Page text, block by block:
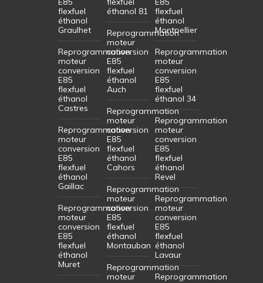
flexfuel
éthanol
Graulhet
Reprogrammation
moteur
conversion
E85
flexfuel
éthanol
Castres
Reprogrammation
moteur
conversion
E85
flexfuel
éthanol
Gaillac
Reprogrammation
moteur
conversion
E85
flexfuel
éthanol
Muret
éthanol 81
Reprogrammation
moteur
conversion
E85
flexfuel
éthanol
Auch
Reprogrammation
moteur
conversion
E85
flexfuel
éthanol
Cahors
Reprogrammation
moteur
conversion
E85
flexfuel
éthanol
Montauban
Reprogrammation
moteur
flexfuel
éthanol
Montpellier
Reprogrammation
moteur
conversion
E85
flexfuel
éthanol 34
Reprogrammation
moteur
conversion
E85
flexfuel
éthanol
Revel
Reprogrammation
moteur
conversion
E85
flexfuel
éthanol
Lavaur
Reprogrammation